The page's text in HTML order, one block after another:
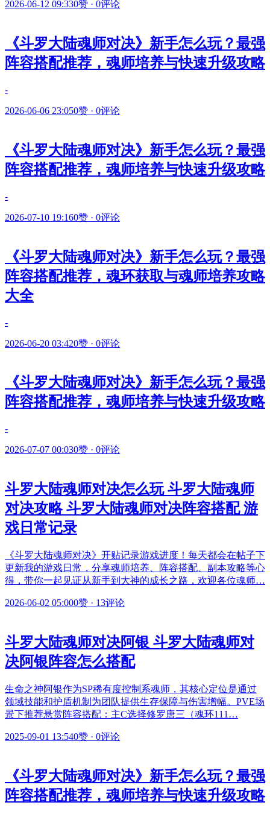
2026-06-12 09:330赞 · 0评论
《斗罗大陆魂师对决》新手怎么玩？最强
阵容搭配推荐，魂师培养与快速升级攻略
-
2026-06-06 23:050赞 · 0评论
《斗罗大陆魂师对决》新手怎么玩？最强
阵容搭配推荐，魂师培养与快速升级攻略
-
2026-07-10 19:160赞 · 0评论
《斗罗大陆魂师对决》新手怎么玩？最强
阵容搭配推荐，魂环获取与魂师培养攻略
大全
-
2026-06-20 03:420赞 · 0评论
《斗罗大陆魂师对决》新手怎么玩？最强
阵容搭配推荐，魂师培养与快速升级攻略
-
2026-07-07 00:030赞 · 0评论
斗罗大陆魂师对决怎么玩 斗罗大陆魂师
对决攻略 斗罗大陆魂师对决阵容搭配 游
戏日常记录
《斗罗大陆魂师对决》开贴记录游戏进度！每天都会在帖子下
更新我的游戏日常，分享魂师培养、阵容搭配、副本攻略等心
得，带你一起见证从新手到大神的成长之路，欢迎各位魂师…
2026-06-02 05:000赞 · 13评论
斗罗大陆魂师对决阿银 斗罗大陆魂师对
决阿银阵容怎么搭配
生命之神阿银作为SP稀有度控制系魂师，其核心定位是通过
领域技能和护盾机制为团队提供生存保障与伤害增幅。PVE场
景下推荐悬赏阵容搭配：主C选择修罗唐三（魂环111…
2025-09-01 13:540赞 · 0评论
《斗罗大陆魂师对决》新手怎么玩？最强
阵容搭配推荐，魂师培养与快速升级攻略